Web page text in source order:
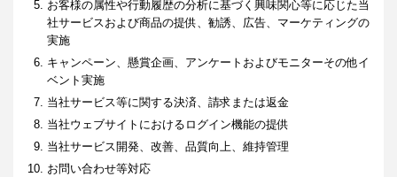
お客様の属性や行動履歴の分析に基づく興味関心等に応じた当
社サービスおよび商品の提供、勧誘、広告、マーケティングの
実施
キャンペーン、懸賞企画、アンケートおよびモニターその他イ
ベント実施
当社サービス等に関する決済、請求または返金
当社ウェブサイトにおけるログイン機能の提供
当社サービス開発、改善、品質向上、維持管理
お問い合わせ等対応